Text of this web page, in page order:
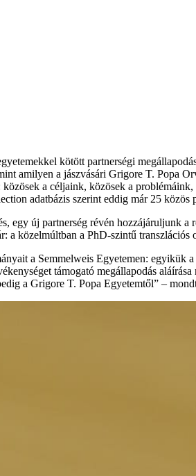
kötött partnerségi
amilyen a jászvásári Grigore T. Popa
a céljaink, közösek a
adatbázis szerint eddig már 25 közös
új partnerség révén hozzájáruljunk
közelmúltban a PhD-szintű
a Semmelweis Egyetemen: egyikük
támogató megállapodás
a Grigore T. Popa Egyetemtől” –